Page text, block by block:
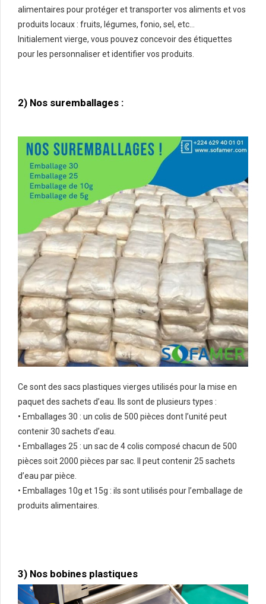
alimentaires pour protéger et transporter vos aliments et vos
produits locaux : fruits, légumes, fonio, sel, etc…
Initialement vierge, vous pouvez concevoir des étiquettes
pour les personnaliser et identifier vos produits.
2) Nos suremballages :
Ce sont des sacs plastiques vierges utilisés pour la mise en
paquet des sachets d’eau. Ils sont de plusieurs types :
• Emballages 30 : un colis de 500 pièces dont l’unité peut
contenir 30 sachets d’eau.
• Emballages 25 : un sac de 4 colis composé chacun de 500
pièces soit 2000 pièces par sac. Il peut contenir 25 sachets
d’eau par pièce.
• Emballages 10g et 15g : ils sont utilisés pour l’emballage de
produits alimentaires.
3) Nos bobines plastiques